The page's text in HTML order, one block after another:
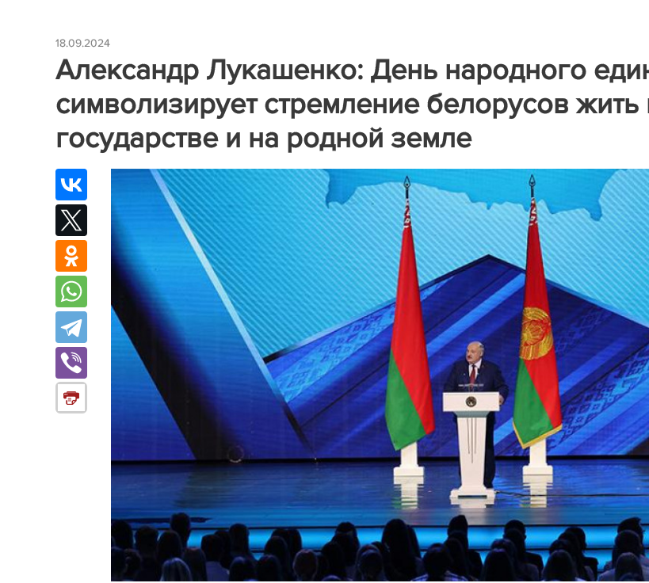
18.09.2024
Александр Лукашенко: День народного
символизирует стремление белорусов жить
государстве и на родной земле